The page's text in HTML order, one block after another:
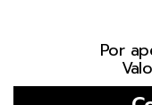
Por